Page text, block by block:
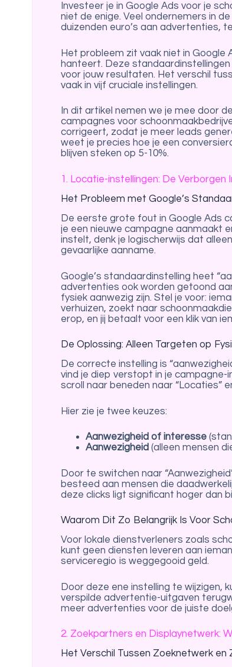
Investeer je in Google Ads voor je
niet de enige. Veel ondernemers in
duizenden euro’s aan advertenties,
Het probleem zit vaak niet in Google
hanteert. Deze
voor jouw resultaten. Het verschil
vaak in vijf cruciale instellingen.
In dit artikel nemen we je mee door
campagnes voor
corrigeert, zodat je meer leads
weet je precies hoe je een
blijven steken op 5-10%.
1. Locatie-instellingen: De
Het Probleem met Google’s
De eerste grote fout in Google Ads
je een nieuwe campagne aanmaakt
instelt, denk je logischerwijs dat
gevaarlijke aanname.
Google’s standaardinstelling heet
advertenties ook worden getoond
fysiek aanwezig zijn. Stel je voor:
verhuizen, zoekt naar
erop, en jij betaalt voor een klik van
De Oplossing: Alleen Targeten op
De correcte instelling is
vind je diep verstopt in je campagne-
scroll naar beneden naar “Locaties”
Hier zie je twee keuzes:
Aanwezigheid of interesse
Aanwezigheid (alleen mensen
Door te switchen naar
besteed aan mensen die
deze clicks ligt significant hoger dan
Waarom Dit Zo Belangrijk Is Voor
Voor lokale dienstverleners zoals
kunt geen diensten leveren aan
serviceregio is weggegooid geld.
Door deze ene instelling te wijzigen,
verspilde advertentie-uitgaven
meer advertenties voor de juiste
2. Zoekpartners en Displaynetwerk:
Het Verschil Tussen Zoeknetwerk en